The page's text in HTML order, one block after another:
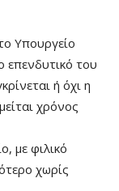
Υπουργείο
επενδυτικό του
ή όχι η
χρόνος
με φιλικό
χωρίς